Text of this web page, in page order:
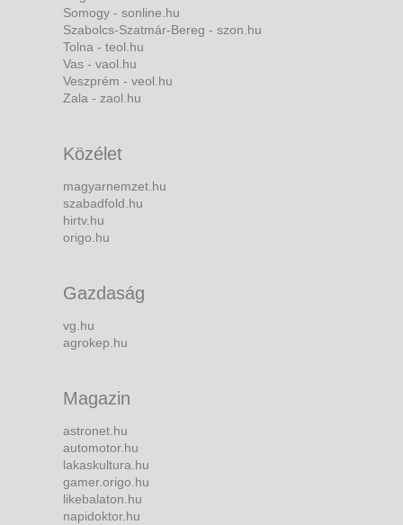
Somogy - sonline.hu
Szabolcs-Szatmár-Bereg - szon.hu
Tolna - teol.hu
Vas - vaol.hu
Veszprém - veol.hu
Zala - zaol.hu
Közélet
magyarnemzet.hu
szabadfold.hu
hirtv.hu
origo.hu
Gazdaság
vg.hu
agrokep.hu
Magazin
astronet.hu
automotor.hu
lakaskultura.hu
gamer.origo.hu
likebalaton.hu
napidoktor.hu